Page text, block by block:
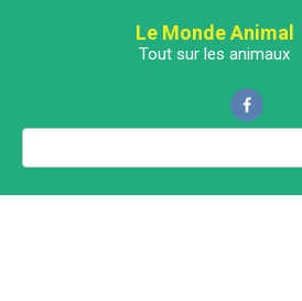
Le Monde Animal
Tout sur les animaux
Поиск: